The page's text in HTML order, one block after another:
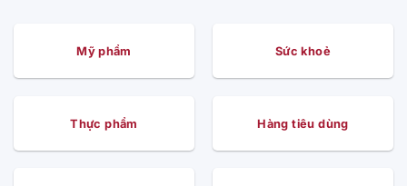
Mỹ phẩm Sức khoẻ
Thực phẩm Hàng tiêu dùng